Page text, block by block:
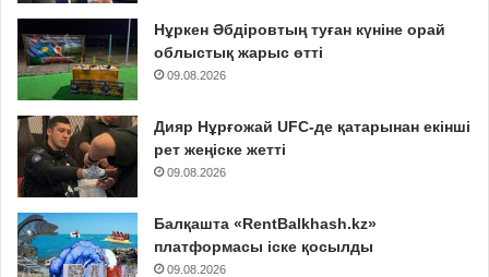
Нұркен Әбдіровтың туған күніне орай
облыстық жарыс өтті
09.08.2026
Дияр Нұрғожай UFC-де қатарынан екінші
рет жеңіске жетті
09.08.2026
Балқашта «RentBalkhash.kz»
платформасы іске қосылды
09.08.2026